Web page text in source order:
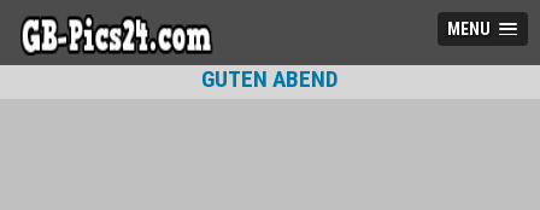
MENU
GUTEN ABEND